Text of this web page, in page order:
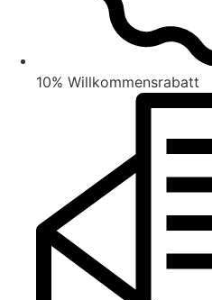
10% Willkommensrabatt